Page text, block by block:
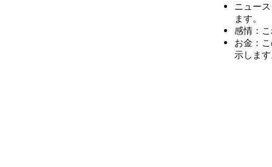
ニュー
ます。
感情：
お金：
示します